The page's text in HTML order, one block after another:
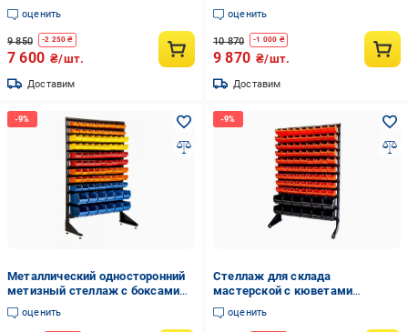
оценить
9 850 -2 250 ₴
7 600 ₴/шт.
Доставим
оценить
10 870 -1 000 ₴
9 870 ₴/шт.
Доставим
Металлический односторонний
метизный стеллаж с боксами
(6288089)
оценить
Стеллаж для склада
мастерской с кюветами
(6287991)
оценить